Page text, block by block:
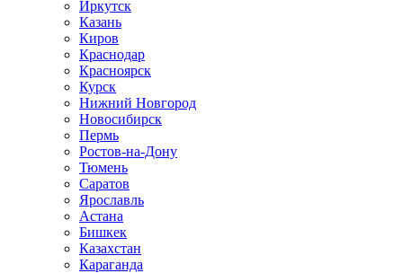
Иркутск
Казань
Киров
Краснодар
Красноярск
Курск
Нижний Новгород
Новосибирск
Пермь
Ростов-на-Дону
Тюмень
Саратов
Ярославль
Астана
Бишкек
Казахстан
Караганда